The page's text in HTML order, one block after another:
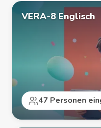
VERA-8 Englisch
47 Personen